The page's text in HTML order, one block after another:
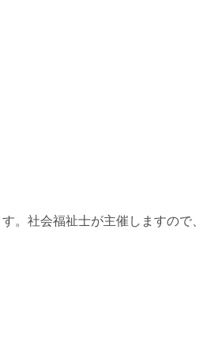
。社会福祉士が主催しますの